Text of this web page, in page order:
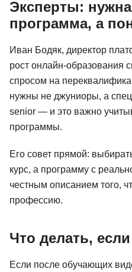
Эксперты:
программа, а
Иван Бодяк, директор
рост онлайн-образования
спросом на
нужны не джуниоры, а
senior — и это важно
программы.
Его совет прямой:
курс, а программу с
честным описанием того,
профессию.
Что делать,
Если после обучающих